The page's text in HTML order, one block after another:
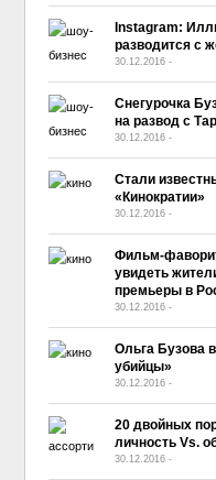
Instagram:
разводится с
30.12.2016 -
Снегурочка
на развод с
30.12.2016 -
Стали
«Кинократии»
30.12.2016 -
Фильм-
увидеть
премьеры в
30.12.2016 -
Ольга Бузова
убийцы»
30.12.2016 -
20 двойных
личность Vs.
30.12.2016 -